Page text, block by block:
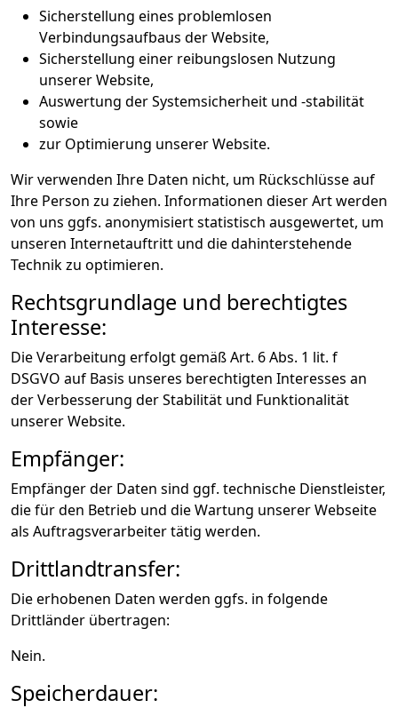
Sicherstellung eines problemlosen
Verbindungsaufbaus der Website,
Sicherstellung einer reibungslosen Nutzung
unserer Website,
Auswertung der Systemsicherheit und -stabilität
sowie
zur Optimierung unserer Website.
Wir verwenden Ihre Daten nicht, um Rückschlüsse auf
Ihre Person zu ziehen. Informationen dieser Art werden
von uns ggfs. anonymisiert statistisch ausgewertet, um
unseren Internetauftritt und die dahinterstehende
Technik zu optimieren.
Rechtsgrundlage und berechtigtes
Interesse:
Die Verarbeitung erfolgt gemäß Art. 6 Abs. 1 lit. f
DSGVO auf Basis unseres berechtigten Interesses an
der Verbesserung der Stabilität und Funktionalität
unserer Website.
Empfänger:
Empfänger der Daten sind ggf. technische Dienstleister,
die für den Betrieb und die Wartung unserer Webseite
als Auftragsverarbeiter tätig werden.
Drittlandtransfer:
Die erhobenen Daten werden ggfs. in folgende
Drittländer übertragen:
Nein.
Speicherdauer: